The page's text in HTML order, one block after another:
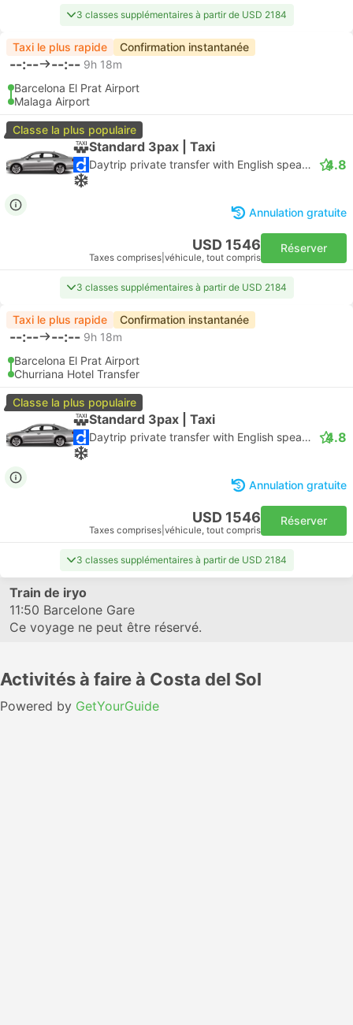
3 classes supplémentaires à partir de USD 2184
Taxi le plus rapide Confirmation instantanée
--:-- --:-- 9h 18m
Barcelona El Prat Airport
Malaga Airport
Classe la plus populaire
Standard 3pax | Taxi
Daytrip private transfer with English speaking driver 4.8
Annulation gratuite
USD 1546
Taxes comprises véhicule, tout compris
Réserver
3 classes supplémentaires à partir de USD 2184
Taxi le plus rapide Confirmation instantanée
--:-- --:-- 9h 18m
Barcelona El Prat Airport
Churriana Hotel Transfer
Classe la plus populaire
Standard 3pax | Taxi
Daytrip private transfer with English speaking driver 4.8
Annulation gratuite
USD 1546
Taxes comprises véhicule, tout compris
Réserver
3 classes supplémentaires à partir de USD 2184
Train de iryo
11:50 Barcelone Gare
Ce voyage ne peut être réservé.
Activités à faire à Costa del Sol
Powered by GetYourGuide